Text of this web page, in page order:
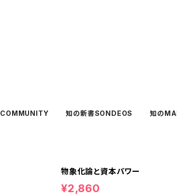
COMMUNITY 知の新書SONDEOS 知の
物象化論と資本パワー
¥2,860